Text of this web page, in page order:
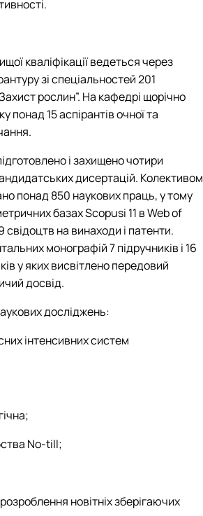
кваліфікації ведеться через
зі спеціальностей 201
рослин”. На кафедрі щорічно
понад 15 аспірантів очної та
і захищено чотири
дисертацій. Колективом
понад 850 наукових праць, у тому
базахScopusі 11 в Web of
свідоцтв на винаходи і патенти.
монографій 7 підручників і 16
у яких висвітлено передовий
досвід.
досліджень:
інтенсивних систем
No-till;
новітніх зберігаючих